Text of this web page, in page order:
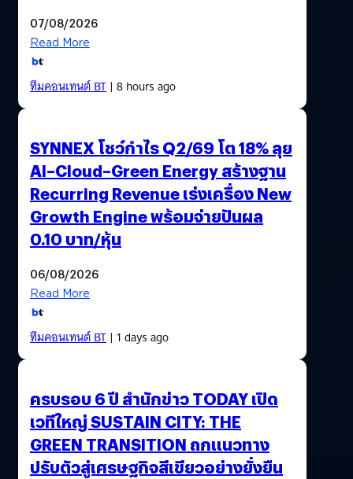
07/08/2026
Read More
ทีมคอนเทนต์ BT| 8 hours ago
SYNNEX โชว์กำไร Q2/69 โต 18% ลุย
AI–Cloud–Green Energy สร้างฐาน
Recurring Revenue เร่งเครื่อง New
Growth Engine พร้อมจ่ายปันผล
0.10 บาท/หุ้น
06/08/2026
Read More
ทีมคอนเทนต์ BT| 1 days ago
ครบรอบ 6 ปี สำนักข่าว TODAY เปิด
เวทีใหญ่ SUSTAIN CITY: THE
GREEN TRANSITION ถกแนวทาง
ปรับตัวสู่เศรษฐกิจสีเขียวอย่างยั่งยืน